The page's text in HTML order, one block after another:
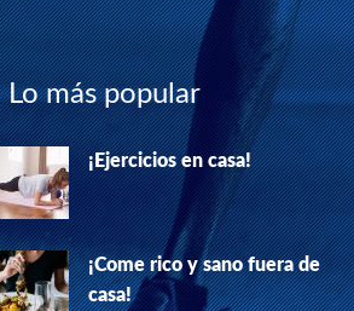
Lo más popular
¡Ejercicios en casa!
¡Come rico y sano fuera de
casa!